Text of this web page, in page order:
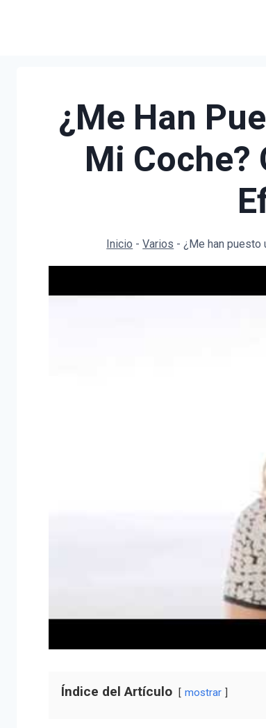
¿Me Han
Mi Coche?
Inicio -Varios - ¿Me han puesto
Índice del Artículo mostrar